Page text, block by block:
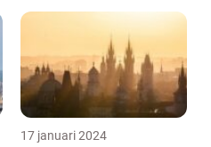
17 januari 2024